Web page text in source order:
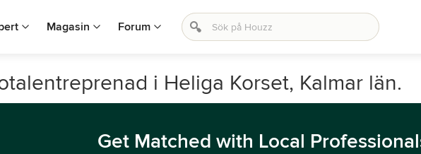
Magasin Forum
i Heliga Korset, Kalmar län.
Get Matched with Local